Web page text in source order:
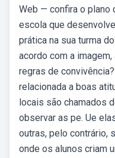
Web — confira o plano
escola que
prática na sua turma
acordo com a
regras de
relacionada a boas
locais são chamados
observar as pe. Ue
outras, pelo contrário,
onde os alunos criam